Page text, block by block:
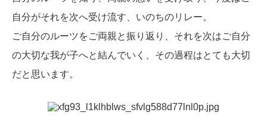
自分がそれを次へ受け流す、いのちのリレー。
ご自分のルーツをご両親と振り返り、それを次はご自分
の大切な我が子へと結んでいく、その過程はとても大切
だと思います。